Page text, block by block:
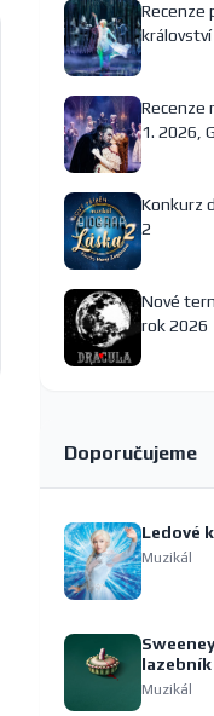
Recenze
království
Recenze
1. 2026,
Konkurz
2
Nové
rok 2026
Doporučujeme
Ledové
Muzikál
Muzikál